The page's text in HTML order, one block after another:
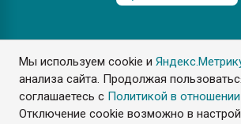
Мы используем cookie и
анализа сайта. Продолжая
соглашаетесь с Политикой в
Отключение cookie возможно в
ПластЭксперт © 2006. Все права
Разрешается копирование материалов сайта
ссылкой на www.e-plastic.ru
Разработка сайта